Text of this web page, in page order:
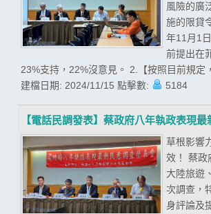
風險的廣
施的限貸
年11月1
前提出在
23%支持，22%沒意見。 2.【按照目前規
建檔日期: 2024/11/15 點擊數: 5184
【電話民調發表】蔡政府八年執政表現
草根影響
效！ 蔡政
大陸旅遊
次調查，
身評論及